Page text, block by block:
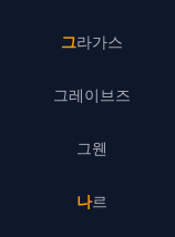
그라가스
그레이브즈
그웬
나르